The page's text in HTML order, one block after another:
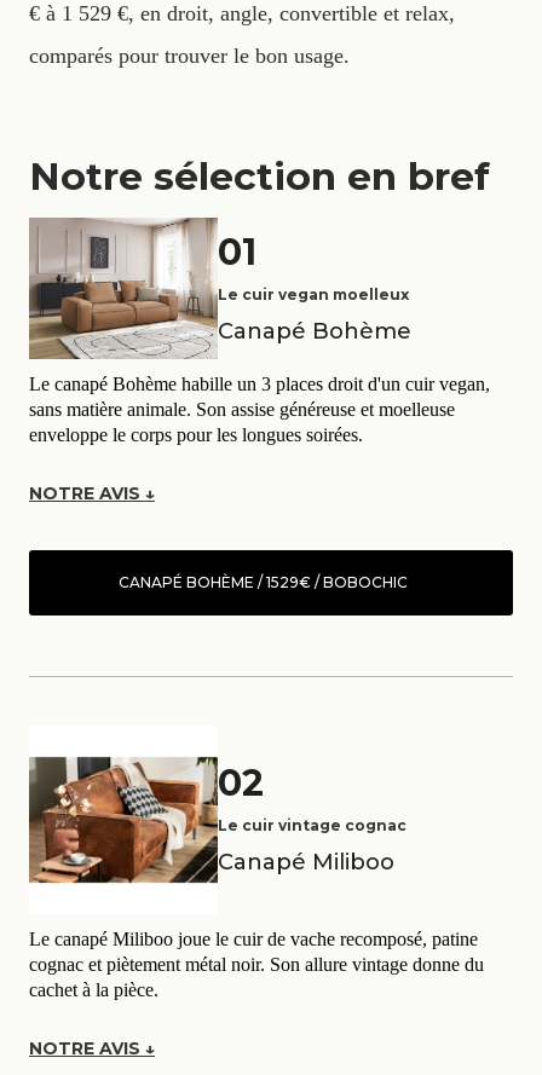
€ à 1 529 €, en droit, angle, convertible et relax,
comparés pour trouver le bon usage.
Notre sélection en bref
01
Le cuir vegan moelleux
Canapé Bohème
Le canapé Bohème habille un 3 places droit d'un cuir vegan,
sans matière animale. Son assise généreuse et moelleuse
enveloppe le corps pour les longues soirées.
NOTRE AVIS ↓
CANAPÉ BOHÈME / 1529€ / BOBOCHIC
02
Le cuir vintage cognac
Canapé Miliboo
Le canapé Miliboo joue le cuir de vache recomposé, patine
cognac et piètement métal noir. Son allure vintage donne du
cachet à la pièce.
NOTRE AVIS ↓